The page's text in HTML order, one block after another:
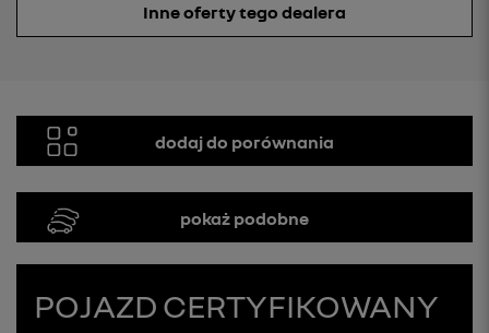
Inne oferty tego dealera
dodaj do porównania
pokaż podobne
POJAZD CERTYFIKOWANY